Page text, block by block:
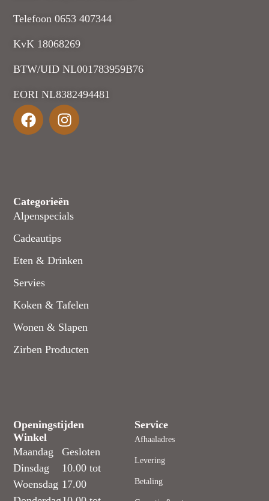
Telefoon 0653 407344
KvK 18068269
BTW/UID NL001783959B76
EORI NL8382494481
Categorieën
Alpenspecials
Cadeautips
Eten & Drinken
Servies
Koken & Tafelen
Wonen & Slapen
Zirben Producten
Openingstijden
Winkel
Maandag
Dinsdag
Woensdag
Gesloten
10.00 tot
17.00
Service
Afhaaladres
Levering
Betaling